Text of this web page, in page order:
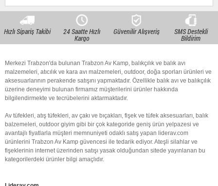
Hızlı Sipariş Takibi 24 Saatte Hızlı
Kargo
Güvenilir Alışveriş SMS Destekli
Bildirim
Merkezi Trabzon'da bulunan Trabzon Av Kamp, balıkçılık ve balık avı
malzemeleri, atıcılık ve kara avı malzemeleri, outdoor, doğa sporları ürünleri ve
aksesuarlarının perakende satışını yapmaktadır. Özellikle balık avı ve balıkçılık
üzerine deneyimi bulunan firmamız müşterilerini ürünler hakkında
bilgilendirmekte ve tecrübelerini aktarmaktadır.
Av tüfekleri, atış tüfekleri, av çakı ve bıçakları, fişek ve tüfek aksesuarları, balık
balzemeleri, outdoor giyim gibi bir çok kategoride geniş ürün yelpazesi ve
avantajlı fiyatlarla müşteri memnuniyeti odaklı satış yapan liderav.com
ürünlerini Trabzon Av Kamp güvencesi ile tedarik ediyor. Ateşli silahlar ve
fişeklerinin internet üzerinden satışı yasak olduğundan sitede yayınlanan bu
kategorilerdeki ürünler bilgi amaçlıdır.